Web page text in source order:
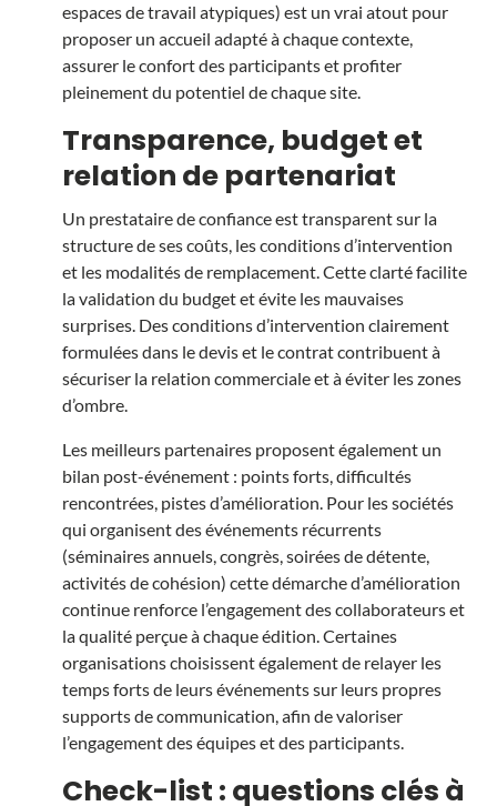
espaces de travail atypiques) est un vrai atout pour
proposer un accueil adapté à chaque contexte,
assurer le confort des participants et profiter
pleinement du potentiel de chaque site.
Transparence, budget et
relation de partenariat
Un prestataire de confiance est transparent sur la
structure de ses coûts, les conditions d’intervention
et les modalités de remplacement. Cette clarté facilite
la validation du budget et évite les mauvaises
surprises. Des conditions d’intervention clairement
formulées dans le devis et le contrat contribuent à
sécuriser la relation commerciale et à éviter les zones
d’ombre.
Les meilleurs partenaires proposent également un
bilan post-événement : points forts, difficultés
rencontrées, pistes d’amélioration. Pour les sociétés
qui organisent des événements récurrents
(séminaires annuels, congrès, soirées de détente,
activités de cohésion) cette démarche d’amélioration
continue renforce l’engagement des collaborateurs et
la qualité perçue à chaque édition. Certaines
organisations choisissent également de relayer les
temps forts de leurs événements sur leurs propres
supports de communication, afin de valoriser
l’engagement des équipes et des participants.
Check-list : questions clés à